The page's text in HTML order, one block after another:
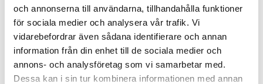
och annonserna till användarna, tillhandahålla funktioner
för sociala medier och analysera vår trafik. Vi
vidarebefordrar även sådana identifierare och annan
information från din enhet till de sociala medier och
annons- och analysföretag som vi samarbetar med.
Dessa kan i sin tur kombinera informationen med annan